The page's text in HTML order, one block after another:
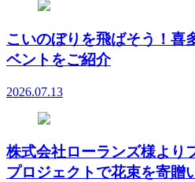
こいのぼりを飛ばそう！喜
ベントをご紹介
2026.07.13
株式会社ローランズ様より
プロジェクトで花束を寄贈